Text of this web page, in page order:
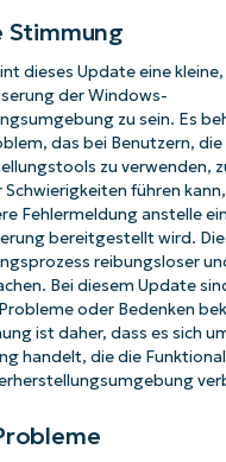
Stimmung
dieses Update eine
der Windows-
zu sein. Es
das bei Benutzern, die
zu verwenden,
führen
Fehlermeldung anstelle
bereitgestellt wird.
reibungsloser
Bei diesem Update
oder Bedenken
ist daher, dass es sich
handelt, die die